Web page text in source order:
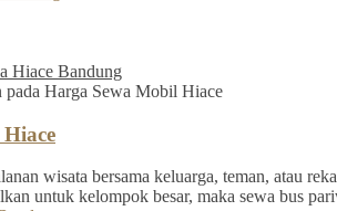
Hiace Bandung
pada Harga Sewa Mobil Hiace
wisata bersama keluarga, teman, atau
untuk kelompok besar, maka sewa bus